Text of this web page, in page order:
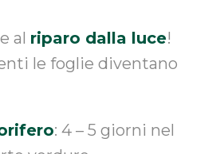
al riparo dalla luce!
le foglie diventano
: 4 – 5 giorni nel